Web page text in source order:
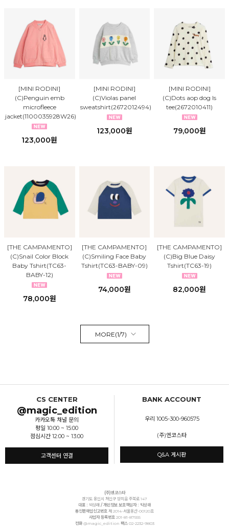
[MINI RODINI]
(C)Penguin emb
microfleece
jacket(1100035928W26)
123,000원
[MINI RODINI]
(C)Violas panel
sweatshirt(2672012494)
123,000원
[MINI RODINI]
(C)Dots aop dog ls
tee(2672010411)
79,000원
[THE CAMPAMENTO]
(C)Snail Color Block
Baby Tshirt(TC63-
BABY-12)
78,000원
[THE CAMPAMENTO]
(C)Smiling Face Baby
Tshirt(TC63-BABY-09)
74,000원
[THE CAMPAMENTO]
(C)Big Blue Daisy
Tshirt(TC63-19)
82,000원
MORE(1/7)
CS CENTER
@magic_edition
카카오톡 채널 문의
평일 10:00 ~ 15:00
점심시간 12:00 ~ 13:00
고객센터 연결
BANK ACCOUNT
우리 1005-300-960575
(주)엔코스타
Q&A 게시판
(주)엔코스타
경기도 용인시 처인구 양지읍 주북로 147
대표 : 박상래 / 개인정보 보호책임자 : 박상래
통신판매업신고번호 제 2014-서울용산-00120호
사업자 등록번호201-81-87555
전화@magic_edition 팩스02-2232-9803